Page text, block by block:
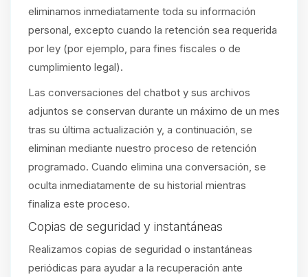
eliminamos inmediatamente toda su información
personal, excepto cuando la retención sea requerida
por ley (por ejemplo, para fines fiscales o de
cumplimiento legal).
Las conversaciones del chatbot y sus archivos
adjuntos se conservan durante un máximo de un mes
tras su última actualización y, a continuación, se
eliminan mediante nuestro proceso de retención
programado. Cuando elimina una conversación, se
oculta inmediatamente de su historial mientras
finaliza este proceso.
Copias de seguridad y instantáneas
Realizamos copias de seguridad o instantáneas
periódicas para ayudar a la recuperación ante